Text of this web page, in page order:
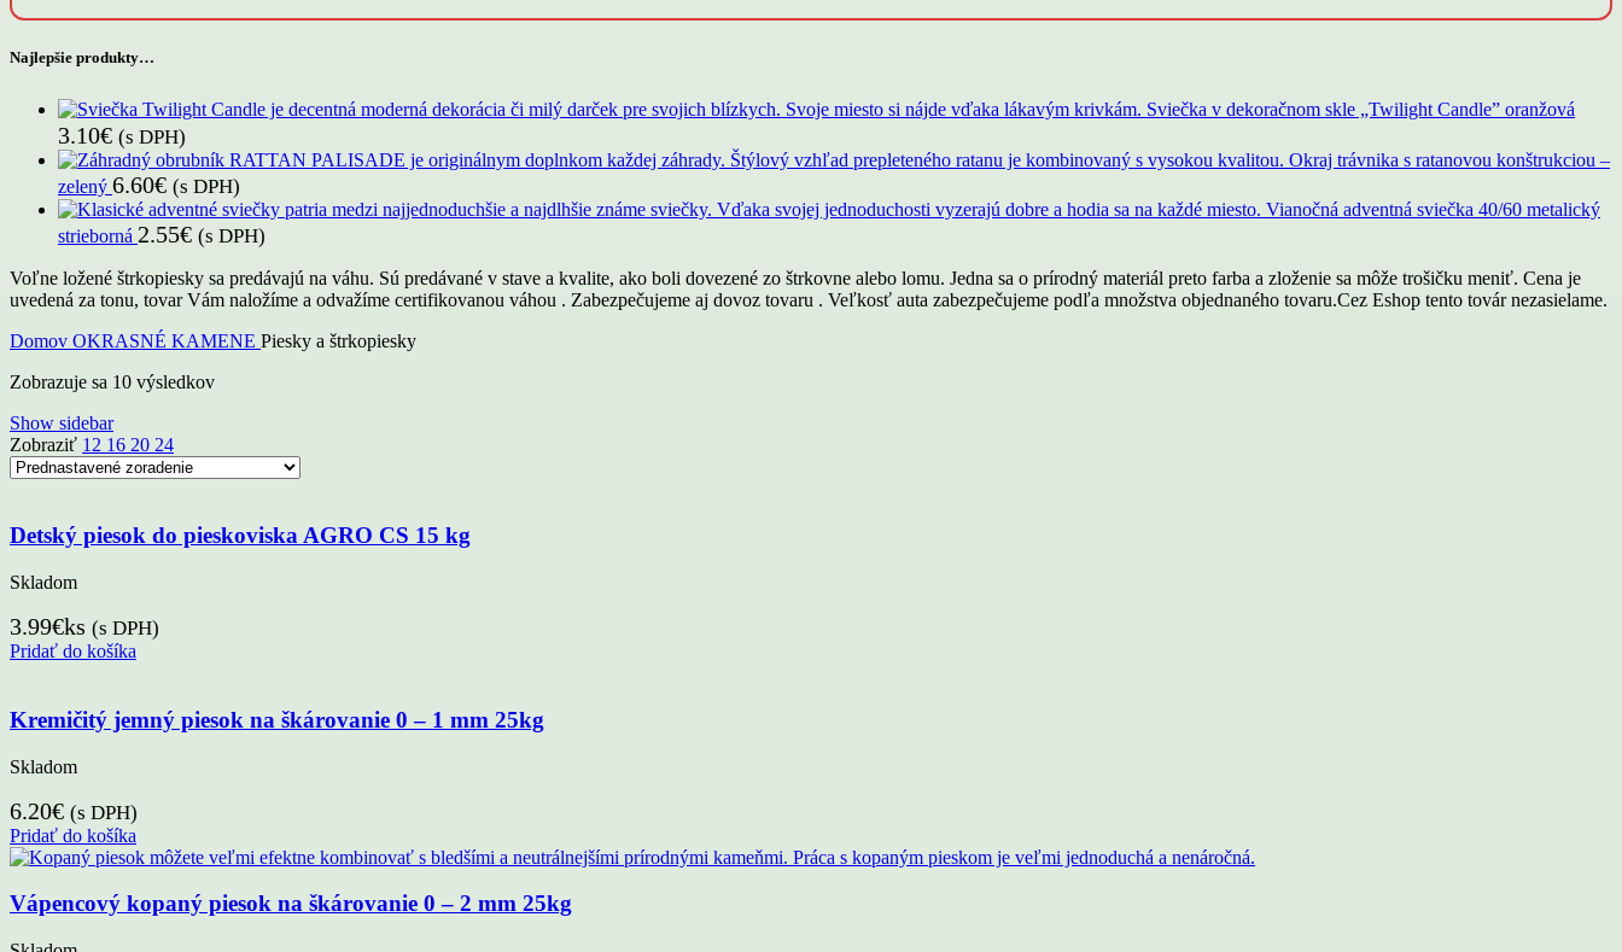
Najlepšie produkty…
Sviečka v dekoračnom skle „Twilight Candle” oranžová
3.10€ (s DPH)
Okraj trávnika s ratanovou konštrukciou –
zelený 6.60€ (s DPH)
Vianočná adventná sviečka 40/60 metalický
strieborná 2.55€ (s DPH)
Voľne ložené štrkopiesky sa predávajú na váhu. Sú predávané v stave a kvalite, ako boli dovezené zo štrkovne alebo lomu. Jedna sa o prírodný materiál preto farba a zloženie sa môže trošičku meniť. Cena je
uvedená za tonu, tovar Vám naložíme a odvažíme certifikovanou váhou . Zabezpečujeme aj dovoz tovaru . Veľkosť auta zabezpečujeme podľa množstva objednaného tovaru.Cez Eshop tento továr nezasielame.
Domov OKRASNÉ KAMENE Piesky a štrkopiesky
Zobrazuje sa 10 výsledkov
Show sidebar
Zobraziť 12 16 20 24
Detský piesok do pieskoviska AGRO CS 15 kg
Skladom
3.99€ks (s DPH)
Pridať do košíka
Kremičitý jemný piesok na škárovanie 0 – 1 mm 25kg
Skladom
6.20€ (s DPH)
Pridať do košíka
Vápencový kopaný piesok na škárovanie 0 – 2 mm 25kg